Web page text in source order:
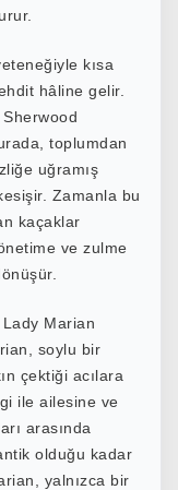
kısa
hâline gelir.
toplumdan
uğramış
Zamanla bu
kaçaklar
ve zulme
Marian
soylu bir
çektiği acılara
ile ailesine ve
arasında
olduğu kadar
yalnızca bir